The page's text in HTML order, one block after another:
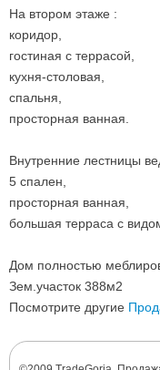
На втором этаже :
коридор,
гостиная с террасой,
кухня-столовая,
спальня,
просторная ванная.
Внутренние лестницы
5 спален,
просторная ванная,
большая терраса с
Дом полностью
Зем.участок 388м2
Посмотрите другие